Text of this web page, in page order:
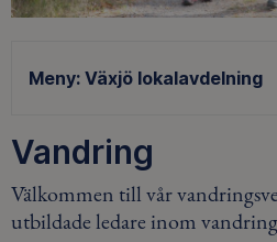
Meny: Växjö lokalavdelning
Vandring
Välkommen till vår
utbildade ledare inom